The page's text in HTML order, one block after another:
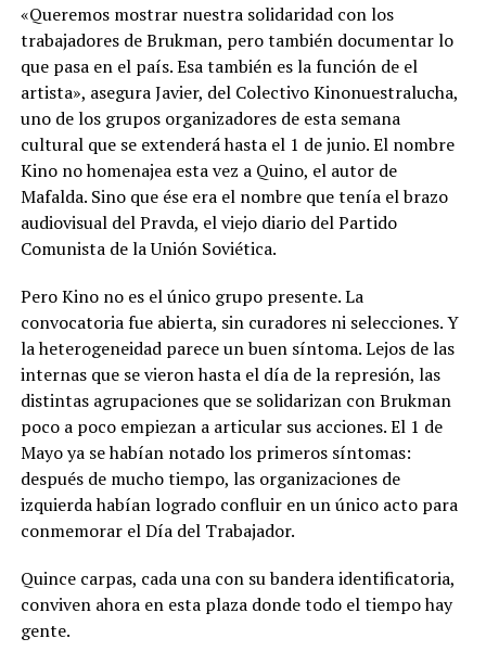
«Queremos mostrar nuestra solidaridad con los
trabajadores de Brukman, pero también documentar lo
que pasa en el país. Esa también es la función de el
artista», asegura Javier, del Colectivo Kinonuestralucha,
uno de los grupos organizadores de esta semana
cultural que se extenderá hasta el 1 de junio. El nombre
Kino no homenajea esta vez a Quino, el autor de
Mafalda. Sino que ése era el nombre que tenía el brazo
audiovisual del Pravda, el viejo diario del Partido
Comunista de la Unión Soviética.
Pero Kino no es el único grupo presente. La
convocatoria fue abierta, sin curadores ni selecciones. Y
la heterogeneidad parece un buen síntoma. Lejos de las
internas que se vieron hasta el día de la represión, las
distintas agrupaciones que se solidarizan con Brukman
poco a poco empiezan a articular sus acciones. El 1 de
Mayo ya se habían notado los primeros síntomas:
después de mucho tiempo, las organizaciones de
izquierda habían logrado confluir en un único acto para
conmemorar el Día del Trabajador.
Quince carpas, cada una con su bandera identificatoria,
conviven ahora en esta plaza donde todo el tiempo hay
gente.